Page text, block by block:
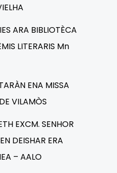
ARA BIBLIOTÈCA
LITERARIS Mn
ENA MISSA
VILAMÒS
EXCM. SENHOR
DEISHAR ERA
– AALO